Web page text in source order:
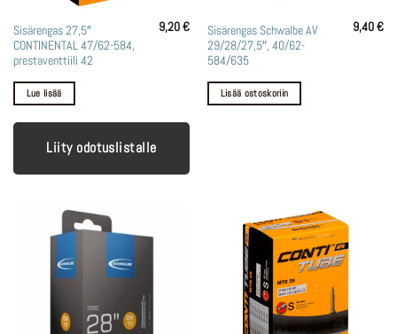
Sisärengas 27,5″
CONTINENTAL 47/62-584,
prestaventtiili 42
9,20€
Lue lisää
Liity odotuslistalle
Sisärengas Schwalbe AV
29/28/27,5″, 40/62-
584/635
9,40€
Lisää ostoskoriin